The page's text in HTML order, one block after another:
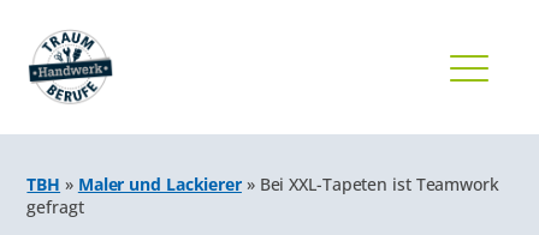
TBH » Maler und Lackierer» Bei XXL-Tapeten ist Teamwork
gefragt